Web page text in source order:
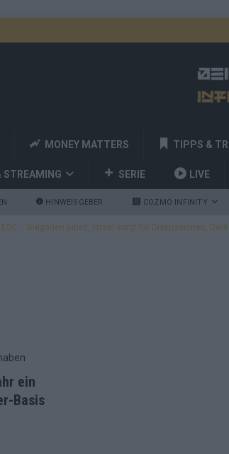
MONEY MATTERS TIPPS &
STREAMING SERIE LIVE
HINWEISGEBER COZMO INFINITY
ESC – Bulgarien jubelt, Israel sorgt für Diskussionen,
Finnland Favorit, Australien aufgestiegen – alle 25 Acts
eine Zahl zur Ikone wurde: 70 Jahre ESC-
– 26 Länder wollen den Sieg in Wien
ein
Basis